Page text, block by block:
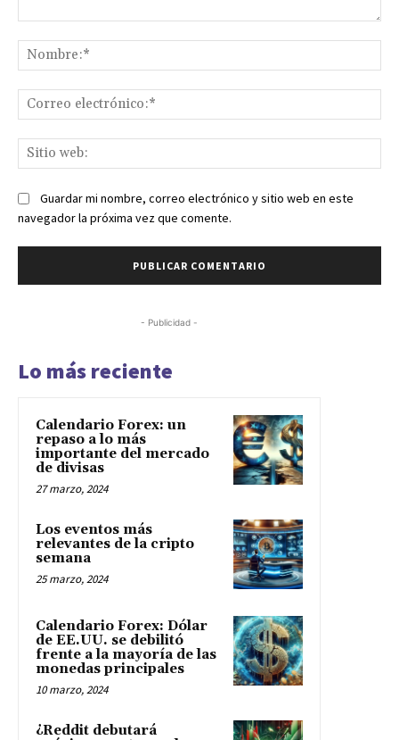
Guardar mi nombre, correo electrónico y sitio web en este
navegador la próxima vez que comente.
- Publicidad -
Lo más reciente
Calendario Forex: un
repaso a lo más
importante del mercado
de divisas
27 marzo, 2024
Los eventos más
relevantes de la cripto
semana
25 marzo, 2024
Calendario Forex: Dólar
de EE.UU. se debilitó
frente a la mayoría de las
monedas principales
10 marzo, 2024
¿Reddit debutará